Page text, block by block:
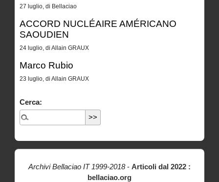
27 luglio, di Bellaciao
ACCORD NUCLÉAIRE AMÉRICANO
SAOUDIEN
24 luglio, di Allain GRAUX
Marco Rubio
23 luglio, di Allain GRAUX
Cerca:
Archivi Bellaciao IT 1999-2018- Articoli dal 2022 :
bellaciao.org